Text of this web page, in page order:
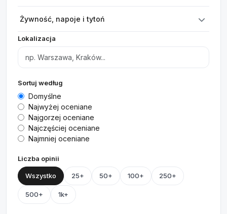
Żywność, napoje i tytoń
Lokalizacja
Sortuj według
Domyślne
Najwyżej oceniane
Najgorzej oceniane
Najczęściej oceniane
Najmniej oceniane
Liczba opinii
Wszystko 25+ 50+ 100+ 250+
500+ 1k+